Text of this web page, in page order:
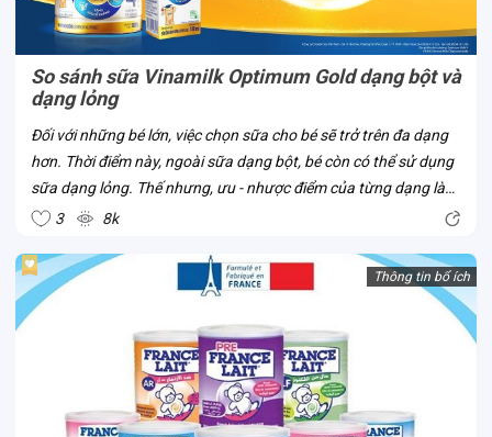
So sánh sữa Vinamilk Optimum Gold dạng bột và
dạng lỏng
Đối với những bé lớn, việc chọn sữa cho bé sẽ trở trên đa dạng
hơn. Thời điểm này, ngoài sữa dạng bột, bé còn có thể sử dụng
sữa dạng lỏng. Thế nhưng, ưu - nhược điểm của từng dạng là
gì? Ba mẹ hãy cùng Con Cưng so sánh thông qua dòng sữa
3 8k
Thông tin bổ ích